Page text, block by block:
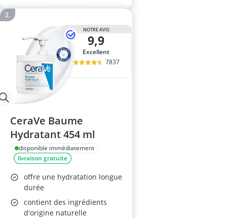
NOTRE AVIS
9,9
Excellent
7837
CeraVe Baume
Hydratant 454 ml
disponible immédiatement
livraison gratuite
offre une hydratation longue
durée
contient des ingrédients
d'origine naturelle